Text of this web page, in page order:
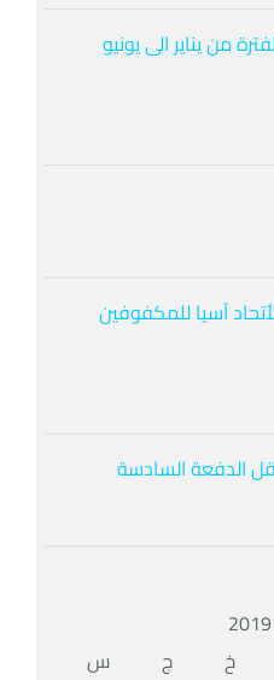
من يناير الى يونيو
آسيا للمكفوفين
الدفعة السادسة
خ ج
س